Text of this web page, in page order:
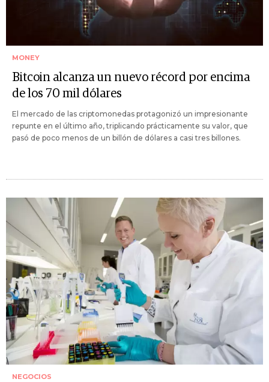
MONEY
Bitcoin alcanza un nuevo récord por encima
de los 70 mil dólares
El mercado de las criptomonedas protagonizó un impresionante
repunte en el último año, triplicando prácticamente su valor, que
pasó de poco menos de un billón de dólares a casi tres billones.
NEGOCIOS